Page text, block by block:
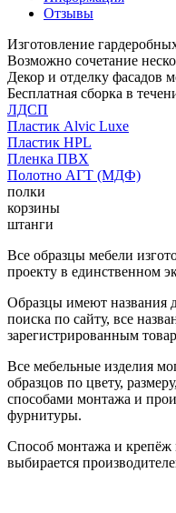
Отзывы
Изготовление
Возможно сочетание
Декор и отделку фасадов
Бесплатная сборка в
ЛДСП
Пластик Alvic Luxe
Пластик HPL
Пленка ПВХ
Полотно АГТ (МДФ)
полки
корзины
штанги
Все образцы мебели
проекту в единственном
Образцы имеют названия
поиска по сайту, все
зарегистрированным
Все мебельные изделия
образцов по цвету,
способами монтажа и
фурнитуры.
Способ монтажа и крепёж
выбирается